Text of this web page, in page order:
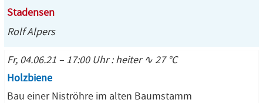
Stadensen
Rolf Alpers
Fr, 04.06.21 – 17:00 Uhr : heiter ∿ 27 °C
Holzbiene
Bau einer Niströhre im alten Baumstamm